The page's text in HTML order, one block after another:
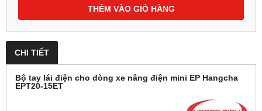
THÊM VÀO GIỎ HÀNG
CHI TIẾT
Bộ tay lái điện cho dòng xe nâng điện mini EP Hangcha
EPT20-15ET